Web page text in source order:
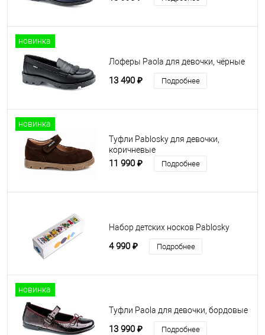
новинка
Лоферы Paola для девочки, чёрные
13 490 ₽ Подробнее
новинка
Туфли Pablosky для девочки,
коричневые
11 990 ₽ Подробнее
Набор детских носков Pablosky
4 990 ₽ Подробнее
новинка
Туфли Paola для девочки, бордовые
13 990 ₽ Подробнее